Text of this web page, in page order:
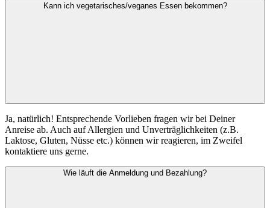
Kann ich vegetarisches/veganes Essen bekommen?
Ja, natürlich! Entsprechende Vorlieben fragen wir bei Deiner
Anreise ab. Auch auf Allergien und Unverträglichkeiten (z.B.
Laktose, Gluten, Nüsse etc.) können wir reagieren, im Zweifel
kontaktiere uns gerne.
Wie läuft die Anmeldung und Bezahlung?